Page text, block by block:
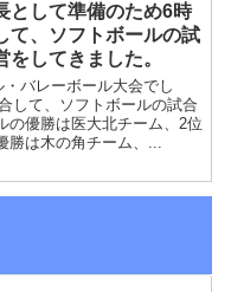
として準備のため6時
て、ソフトボールの試
をしてきました。
バレーボール大会でし
して、ソフトボールの試合
の優勝は医大北チーム、2位
勝は木の角チーム、...